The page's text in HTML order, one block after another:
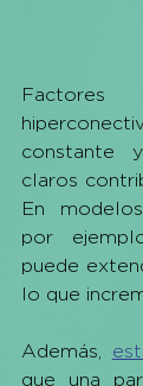
constante
claros
En
por
puede
lo que
Además,
que una